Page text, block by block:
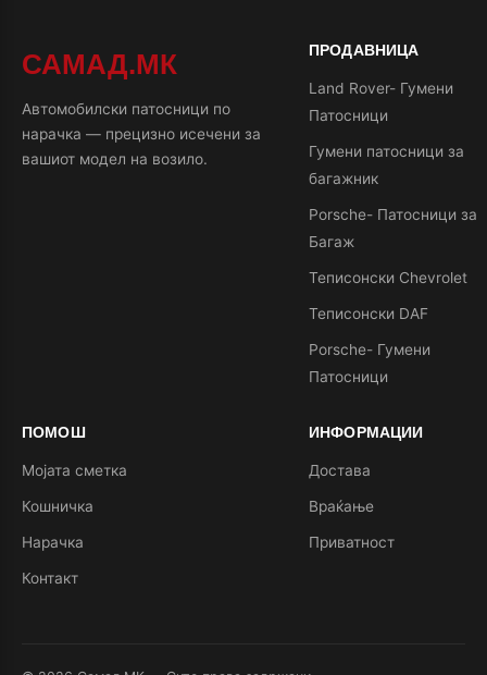
САМАД.МК
Автомобилски патосници по
нарачка — прецизно исечени за
вашиот модел на возило.
ПРОДАВНИЦА
Land Rover- Гумени
Патосници
Гумени патосници за
багажник
Porsche- Патосници за
Багаж
Теписонски Chevrolet
Теписонски DAF
Porsche- Гумени
Патосници
ПОМОШ
Мојата сметка
Кошничка
Нарачка
Контакт
ИНФОРМАЦИИ
Достава
Враќање
Приватност